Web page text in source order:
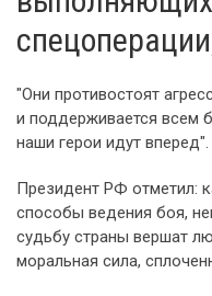
"Они противостоят
и поддерживается всем
наши герои идут вперед".
Президент РФ отметил:
способы ведения боя,
судьбу страны вершат
моральная сила,